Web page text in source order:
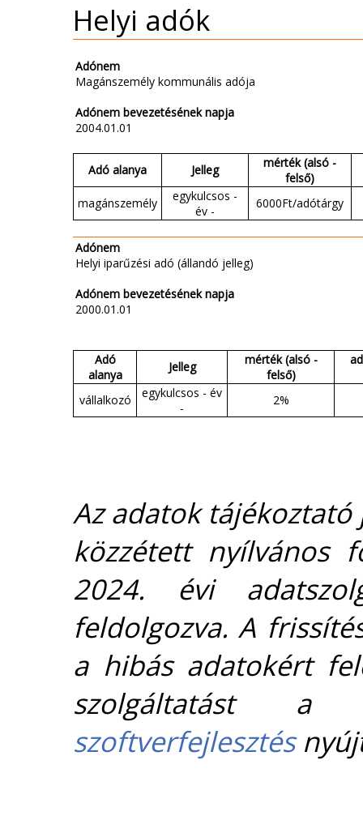
Helyi adók
Adónem
Magánszemély kommunális adója
Adónem bevezetésének napja
2004.01.01
Adó alanya Jelleg
mérték (alsó -
felső)
magánszemély
egykulcsos -
év -
6000Ft/adótárgy
Adónem
Helyi iparűzési adó (állandó jelleg)
Adónem bevezetésének napja
2000.01.01
Adó
alanya
Jelleg
mérték (alsó -
felső)
vállalkozó
egykulcsos - év
-
2%
Az adatok
közzétett nyílvános
2024. évi
feldolgozva. A
a hibás adatokért
szolgáltatást
szoftverfejlesztés